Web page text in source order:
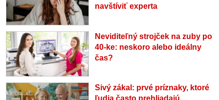
navštíviť experta
Neviditeľný strojček na zuby po
40-ke: neskoro alebo ideálny
čas?
Sivý zákal: prvé príznaky, ktoré